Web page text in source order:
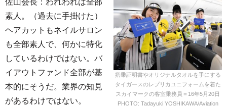
搭乗証明書やオリジナルタオルを手にする
タイガースのレプリカユニフォームを着た
スカイマークの客室乗務員＝16年5月20日
PHOTO: Tadayuki YOSHIKAWA/Aviation
佐山会長：われわれは全部
素人。（過去に手掛けた）
ヘアカットもネイルサロン
も全部素人で、何かに特化
しているわけではない。バ
イアウトファンド全部が基
本的にそうだ。業界の知見
があるわけではない。